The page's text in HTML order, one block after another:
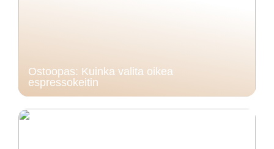
Ostoopas: Kuinka valita oikea
espressokeitin